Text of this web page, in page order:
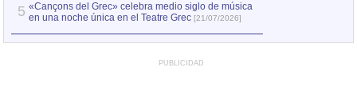
5 «Cançons del Grec» celebra medio siglo de música
en una noche única en el Teatre Grec [21/07/2026]
PUBLICIDAD